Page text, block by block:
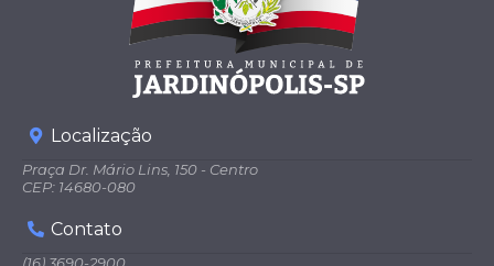
Localização
Praça Dr. Mário Lins, 150 - Centro
CEP: 14680-080
Contato